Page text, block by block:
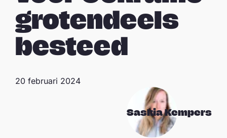
grotendeels
besteed
Saskia Kempers
20 februari 2024